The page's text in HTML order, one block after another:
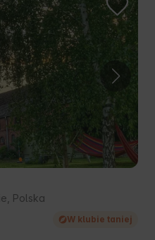
Polska
W klubie taniej